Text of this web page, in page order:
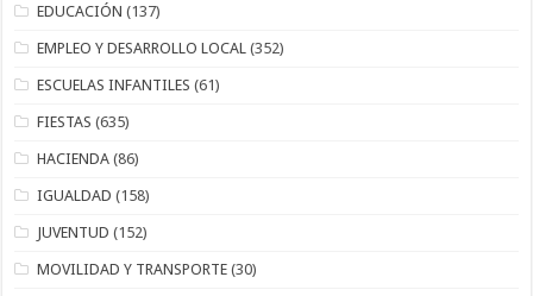
EDUCACIÓN (137)
EMPLEO Y DESARROLLO LOCAL (352)
ESCUELAS INFANTILES (61)
FIESTAS (635)
HACIENDA (86)
IGUALDAD (158)
JUVENTUD (152)
MOVILIDAD Y TRANSPORTE (30)